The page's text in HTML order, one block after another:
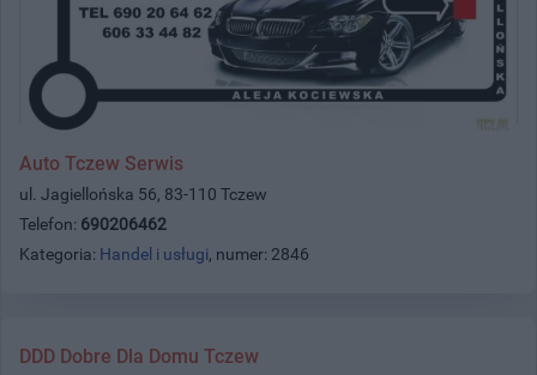
Auto Tczew Serwis
ul. Jagiellońska 56, 83-110 Tczew
Telefon: 690206462
Kategoria: Handel i usługi, numer: 2846
DDD Dobre Dla Domu Tczew